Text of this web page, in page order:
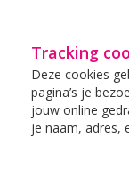
Tracking
Deze cookies
pagina’s je
jouw online
je naam, adres,